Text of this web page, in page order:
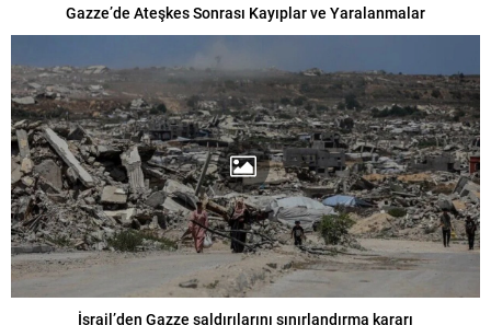
Gazze’de Ateşkes Sonrası Kayıplar ve Yaralanmalar
İsrail’den Gazze saldırılarını sınırlandırma kararı